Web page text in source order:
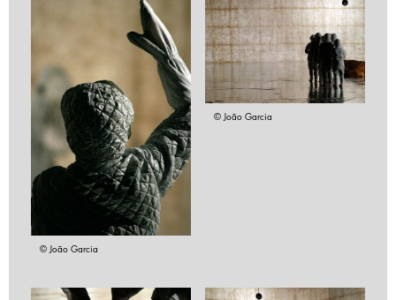
© João Garcia
© João Garcia